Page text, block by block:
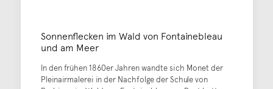
Sonnenflecken im Wald von Fontainebleau
und am Meer
In den frühen 1860er Jahren wandte sich Monet der
Pleinairmalerei in der Nachfolge der Schule von